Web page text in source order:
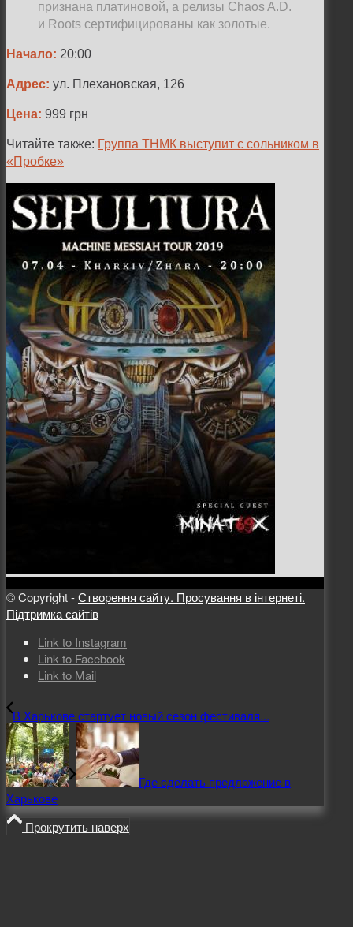
признана платиновой, а релизы Chaos A.D.
и Roots сертифицированы как золотые.
Начало: 20:00
Адрес: ул. Плехановская, 126
Цена: 999 грн
Читайте также: Группа ТНМК выступит с сольником в
«Пробке»
© Copyright -Створення сайту. Просування в інтернеті.
Підтримка сайтів
Link to Instagram
Link to Facebook
Link to Mail
В Харькове стартует новый сезон фестиваля...
Где сделать предложение в
Харькове
Прокрутить наверх